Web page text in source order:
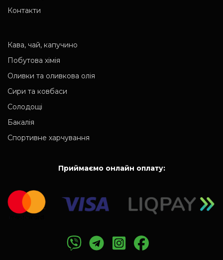
Контакти
Кава, чай, капучино
Побутова хімія
Оливки та оливкова олія
Сири та ковбаси
Солодощі
Бакалія
Спортивне харчування
Приймаємо онлайн оплату: